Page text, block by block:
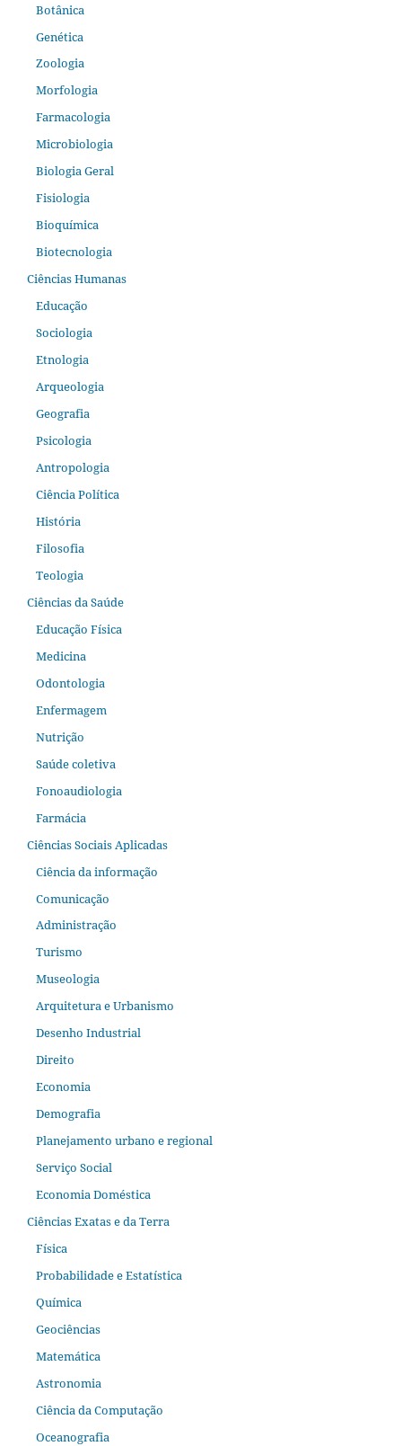
Botânica
Genética
Zoologia
Morfologia
Farmacologia
Microbiologia
Biologia Geral
Fisiologia
Bioquímica
Biotecnologia
Ciências Humanas
Educação
Sociologia
Etnologia
Arqueologia
Geografia
Psicologia
Antropologia
Ciência Política
História
Filosofia
Teologia
Ciências da Saúde
Educação Física
Medicina
Odontologia
Enfermagem
Nutrição
Saúde coletiva
Fonoaudiologia
Farmácia
Ciências Sociais Aplicadas
Ciência da informação
Comunicação
Administração
Turismo
Museologia
Arquitetura e Urbanismo
Desenho Industrial
Direito
Economia
Demografia
Planejamento urbano e regional
Serviço Social
Economia Doméstica
Ciências Exatas e da Terra
Física
Probabilidade e Estatística
Química
Geociências
Matemática
Astronomia
Ciência da Computação
Oceanografia